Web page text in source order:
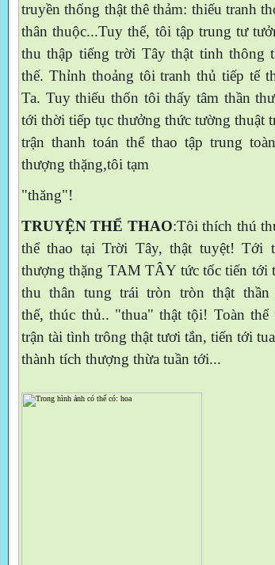
truyền thống thật thê thảm: thiếu tranh
thân thuộc...Tuy thế, tôi tập trung tư
thu thập tiếng trời Tây thật tinh thông
thế. Thỉnh thoảng tôi tranh thủ tiếp tế
Ta. Tuy thiếu thốn tôi thấy tâm thần
tới thời tiếp tục thưởng thức tường thuật
trận thanh toán thể thao tập trung
thượng thặng,tôi tạm
"thăng"!
TRUYỆN THỂ THAO:Tôi thích thú
thể thao tại Trời Tây, thật tuyệt! Tới
thượng thặng TAM TÂY tức tốc tiến tới
thu thân tung trái tròn tròn thật thần
thế,thúc thủ.. "thua" thật tội! Toàn
trận tài tình trông thật tươi tắn, tiến tới
thành tích thượng thừa tuần tới...